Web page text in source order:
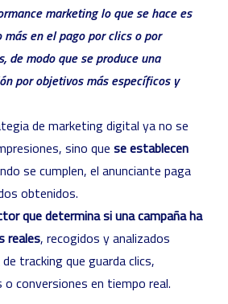
marketing lo que se hace es
más en el pago por clics o por
de modo que se produce una
por objetivos más específicos y
de marketing digital ya no se
sino que se establecen
se cumplen, el anunciante paga
obtenidos.
que determina si una campaña ha
reales, recogidos y analizados
tracking que guarda clics,
conversiones en tiempo real.